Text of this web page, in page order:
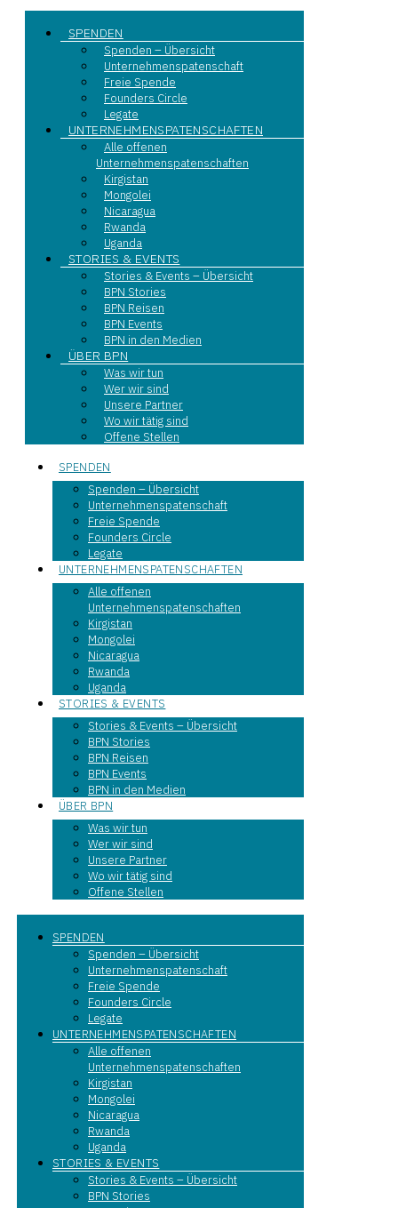
SPENDEN
Spenden – Übersicht
Unternehmenspatenschaft
Freie Spende
Founders Circle
Legate
UNTERNEHMENSPATENSCHAFTEN
Alle offenen
Unternehmenspatenschaften
Kirgistan
Mongolei
Nicaragua
Rwanda
Uganda
STORIES & EVENTS
Stories & Events – Übersicht
BPN Stories
BPN Reisen
BPN Events
BPN in den Medien
ÜBER BPN
Was wir tun
Wer wir sind
Unsere Partner
Wo wir tätig sind
Offene Stellen
SPENDEN
Spenden – Übersicht
Unternehmenspatenschaft
Freie Spende
Founders Circle
Legate
UNTERNEHMENSPATENSCHAFTEN
Alle offenen
Unternehmenspatenschaften
Kirgistan
Mongolei
Nicaragua
Rwanda
Uganda
STORIES & EVENTS
Stories & Events – Übersicht
BPN Stories
BPN Reisen
BPN Events
BPN in den Medien
ÜBER BPN
Was wir tun
Wer wir sind
Unsere Partner
Wo wir tätig sind
Offene Stellen
SPENDEN
Spenden – Übersicht
Unternehmenspatenschaft
Freie Spende
Founders Circle
Legate
UNTERNEHMENSPATENSCHAFTEN
Alle offenen
Unternehmenspatenschaften
Kirgistan
Mongolei
Nicaragua
Rwanda
Uganda
STORIES & EVENTS
Stories & Events – Übersicht
BPN Stories